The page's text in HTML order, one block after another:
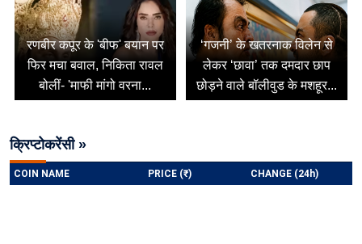
रणबीर कपूर के 'बीफ' बयान पर
फिर मचा बवाल, निकिता रावल
बोलीं- 'माफी मांगो वरना...
‘गजनी’ के खतरनाक विलेन से
लेकर ‘छावा’ तक दमदार छाप
छोड़ने वाले बॉलीवुड के मशहूर...
क्रिप्टोकरेंसी »